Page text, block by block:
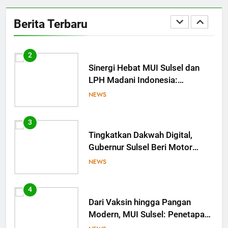
Berita Terbaru
Ingin Buktikan Toleransi Lewat
2
Sinergi Hebat MUI Sulsel dan
LPH Madani Indonesia:
Percepat Sertifikasi Halal, 4
NEWS
3
Tingkatkan Dakwah Digital,
Gubernur Sulsel Beri Motor
untuk Tim Media MUI Sulawesi
NEWS
4
Dari Vaksin hingga Pangan
Modern, MUI Sulsel: Penetapan